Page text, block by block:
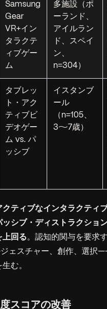
Samsung
Gear
VR+イン
タラクテ
ィブゲー
ム
多施設（ポ
ーランド、
アイルラン
ド、スペイ
ン、
n=304）
タブレッ
ト・アク
ティブビ
デオゲー
ム vs. パ
ッシブ
イスタンブ
ール
（n=105、
3〜7歳）
クティブなインタラクティ
ッシブ・ディストラクショ
上回る。認知的関与を要求
ェスチャー、創作、選択
む。
スコアの改善